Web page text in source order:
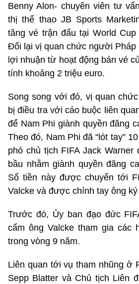
Benny Alon- chuyên viên tư
thị thể thao JB Sports
tăng vé trận đấu tại World
Đổi lại vị quan chức người Pháp
lợi nhuận từ hoạt động bán vé
tính khoảng 2 triệu euro.
Song song với đó, vị quan
bị điều tra với cáo buộc liên
để Nam Phi giành quyền đăng
Theo đó, Nam Phi đã “lót tay”
phó chủ tịch FIFA Jack Warner
bầu nhằm giành quyền đăng
Số tiền này được chuyển tới
Valcke và được chính tay ông
Trước đó, Ủy ban đạo đức
cấm ông Valcke tham gia các
trong vòng 9 năm.
Liên quan tới vụ tham nhũng ở
Sepp Blatter và Chủ tịch Liên